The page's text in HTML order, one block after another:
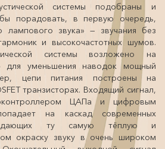
системы подобраны и
порадовать, в первую очередь,
лампового звука» — звучания без
и высокочастотных шумов.
системы возложено на
для уменьшения наводок мощный
цепи питания построены на
транзисторах. Входящий сигнал,
ЦАПа и цифровым
на каскад современных
дающих ту самую тёплую и
окраску звуку в очень широком